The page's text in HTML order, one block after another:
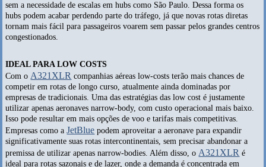
sem a necessidade de escalas em hubs como São Paulo. Dessa forma os
hubs podem acabar perdendo parte do tráfego, já que novas rotas diretas
tornam mais fácil para passageiros voarem sem passar pelos grandes centros
congestionados.
IDEAL PARA LOW COSTS
Com oA321XLR companhias aéreas low-costs terão mais chances de
competir em rotas de longo curso, atualmente ainda dominadas por
empresas de tradicionais. Uma das estratégias das low cost é justamente
utilizar apenas aeronaves narrow-body, com custo operacional mais baixo.
Isso pode resultar em mais opções de voo e tarifas mais competitivas.
Empresas como aJetBlue podem aproveitar a aeronave para expandir
significativamente suas rotas intercontinentais, sem precisar abandonar a
premissa de utilizar apenas narrow-bodies. Além disso, oA321XLR é
ideal para rotas sazonais e de lazer, onde a demanda é concentrada em